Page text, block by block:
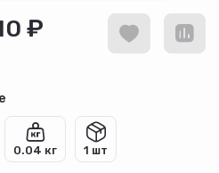
₽
0.04 кг 1 шт